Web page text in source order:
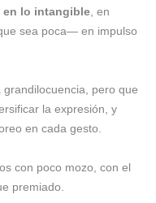
en lo intangible, en
sea poca— en impulso
pero que
la expresión, y
en cada gesto.
con poco mozo, con el
premiado.